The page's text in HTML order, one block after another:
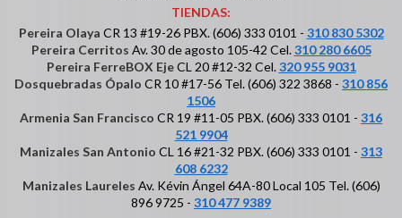
TIENDAS:
Pereira Olaya CR 13 #19-26 PBX. (606) 333 0101 - 310 830 5302
Pereira Cerritos Av. 30 de agosto 105-42 Cel.310 280 6605
Pereira FerreBOX EjeCL 20 #12-32 Cel.320 955 9031
Dosquebradas Ópalo CR 10 #17-56 Tel. (606) 322 3868 - 310 856
1506
Armenia San Francisco CR 19 #11-05 PBX. (606) 333 0101 - 316
521 9904
Manizales San Antonio CL 16 #21-32 PBX. (606) 333 0101 - 313
608 6232
Manizales Laureles Av. Kévin Ángel 64A-80 Local 105 Tel. (606)
896 9725 - 310 477 9389